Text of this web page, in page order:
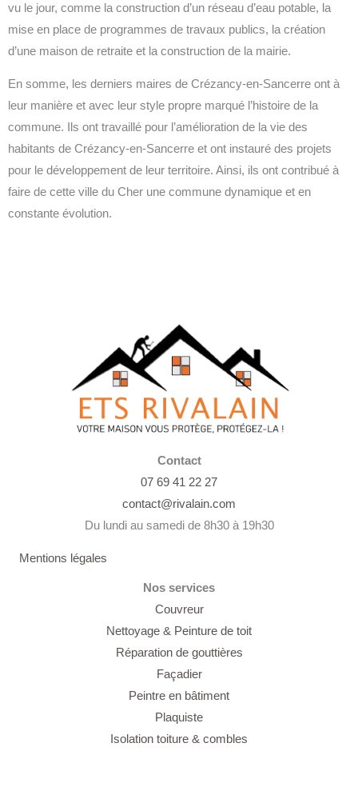
vu le jour, comme la construction d’un réseau d’eau potable, la
mise en place de programmes de travaux publics, la création
d’une maison de retraite et la construction de la mairie.
En somme, les derniers maires de Crézancy-en-Sancerre ont à
leur manière et avec leur style propre marqué l’histoire de la
commune. Ils ont travaillé pour l’amélioration de la vie des
habitants de Crézancy-en-Sancerre et ont instauré des projets
pour le développement de leur territoire. Ainsi, ils ont contribué à
faire de cette ville du Cher une commune dynamique et en
constante évolution.
Contact
07 69 41 22 27
contact@rivalain.com
Du lundi au samedi de 8h30 à 19h30
Mentions légales
Nos services
Couvreur
Nettoyage & Peinture de toit
Réparation de gouttières
Façadier
Peintre en bâtiment
Plaquiste
Isolation toiture & combles